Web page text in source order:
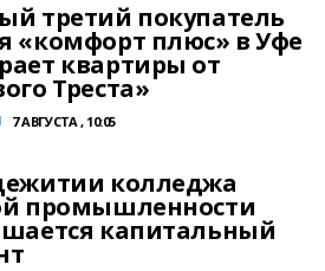
третий покупатель
«комфорт плюс» в Уфе
квартиры от
Треста»
7 АВГУСТА , 10:05
колледжа
промышленности
капитальный